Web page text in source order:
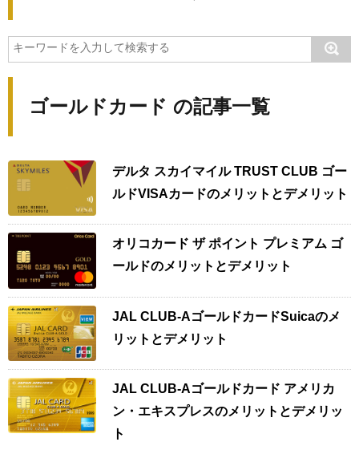
ゴールドカード の記事一覧
デルタ スカイマイル TRUST CLUB ゴー
ルドVISAカードのメリットとデメリット
オリコカード ザ ポイント プレミアム ゴ
ールドのメリットとデメリット
JAL CLUB-AゴールドカードSuicaのメ
リットとデメリット
JAL CLUB-Aゴールドカード アメリカ
ン・エキスプレスのメリットとデメリッ
ト